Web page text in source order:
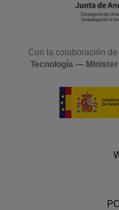
Con la colaboración
Tecnología —